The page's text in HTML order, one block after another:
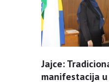
MULTIMEDIJA
KONTAKT
DONACIJE
Jajce:
manifestacija